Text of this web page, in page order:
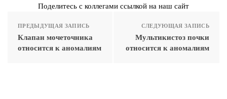
Поделитесь с коллегами ссылкой на наш сайт
ПРЕДЫДУЩАЯ ЗАПИСЬ
Клапан мочеточника
относится к аномалиям
СЛЕДУЮЩАЯ ЗАПИСЬ
Мультикистоз почки
относится к аномалиям